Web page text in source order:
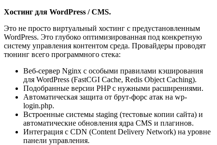
Хостинг для WordPress / CMS.
Это не просто виртуальный хостинг с предустановленным
WordPress. Это глубоко оптимизированная под конкретную
систему управления контентом среда. Провайдеры проводят
тюнинг всего программного стека:
Веб-сервер Nginx с особыми правилами кэширования
для WordPress (FastCGI Cache, Redis Object Caching).
Подобранные версии PHP с нужными расширениями.
Автоматическая защита от брут-форс атак на wp-
login.php.
Встроенные системы staging (тестовые копии сайта) и
автоматические обновления ядра CMS и плагинов.
Интеграция с CDN (Content Delivery Network) на уровне
панели управления.